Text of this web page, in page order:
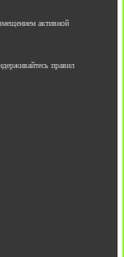
активной
правил